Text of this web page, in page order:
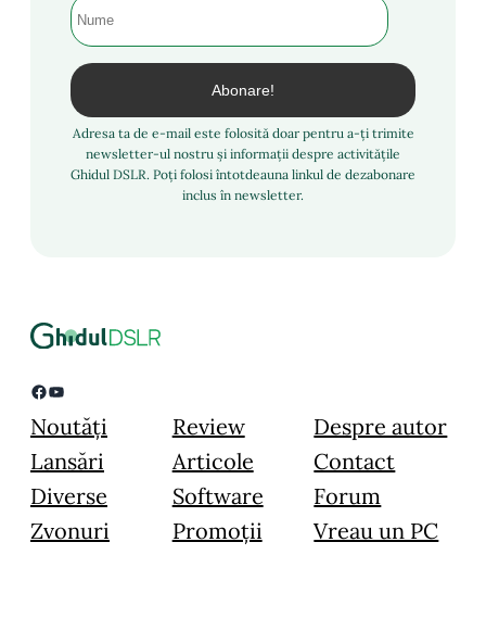
Adresa ta de e-mail este folosită doar pentru a-ți trimite
newsletter-ul nostru și informații despre activitățile
Ghidul DSLR. Poți folosi întotdeauna linkul de dezabonare
inclus în newsletter.
Facebook YouTube
Noutăți
Lansări
Diverse
Zvonuri
Review
Articole
Software
Promoții
Despre autor
Contact
Forum
Vreau un PC